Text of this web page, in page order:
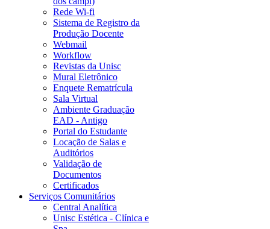
Rede Wi-fi
Sistema de Registro da
Produção Docente
Webmail
Workflow
Revistas da Unisc
Mural Eletrônico
Enquete Rematrícula
Sala Virtual
Ambiente Graduação
EAD - Antigo
Portal do Estudante
Locação de Salas e
Auditórios
Validação de
Documentos
Certificados
Serviços Comunitários
Central Analítica
Unisc Estética - Clínica e